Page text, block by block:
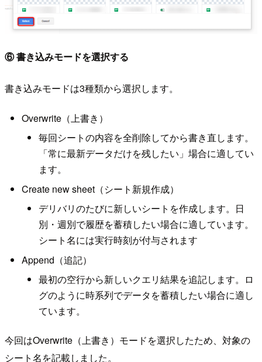
⑥ 書き込みモードを選択する
書き込みモードは3種類から選択します。
Overwrite（上書き）
毎回シートの内容を全削除してから書き直します。
「常に最新データだけを残したい」場合に適してい
ます。
Create new sheet（シート新規作成）
デリバリのたびに新しいシートを作成します。日
別・週別で履歴を蓄積したい場合に適しています。
シート名には実行時刻が付与されます
Append（追記）
最初の空行から新しいクエリ結果を追記します。ロ
グのように時系列でデータを蓄積したい場合に適し
ています。
今回はOverwrite（上書き）モードを選択したため、対象の
シート名を記載しました。